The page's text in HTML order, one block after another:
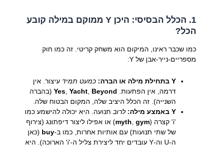
1. הכלל הבסיסי: היכן Y ממוקם במילה קובע
הכל?
כמו שכבר ראינו, המיקום הוא משחק קריטי. זה כמו חוק
מספריים-נייר-אבן של Y:
Y בתחילת מילה או הברה: כמעט תמיד עיצור. אין
דרמה, אין הפתעות.
Yes ,Yacht Beyond
(בהברה
השנייה). זה הכלל היציב שלה, המקום הבטוח שלה.
Y באמצע מילה:
לרובתנועה. היא יכולה להישמע כמו
'i' קצרה (
myth ,gym
) או אפילו ליצור דיפתונג (צירוף
של שתי תנועות) עם אותיות אחרות, כמו ב-buy (כאן
ה-U וה-Y עובדים יחד ליצירת צליל ה-'i' הארוכה). היא